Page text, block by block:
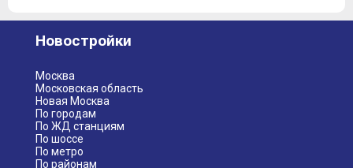
Новостройки
Москва
Московская область
Новая Москва
По городам
По ЖД станциям
По шоссе
По метро
По районам